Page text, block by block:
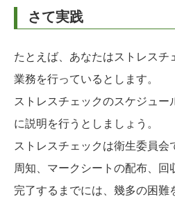
さて実践
たとえば、あなたはストレスチ
業務を行っているとします。
ストレスチェックのスケジュー
に説明を行うとしましょう。
ストレスチェックは衛生委員会
周知、マークシートの配布、回
完了するまでには、幾多の困難